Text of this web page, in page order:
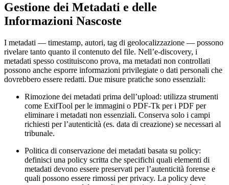
Gestione dei Metadati e delle
Informazioni Nascoste
I metadati — timestamp, autori, tag di geolocalizzazione — possono
rivelare tanto quanto il contenuto del file. Nell’e‑discovery, i
metadati spesso costituiscono prova, ma metadati non controllati
possono anche esporre informazioni privilegiate o dati personali che
dovrebbero essere redatti. Due misure pratiche sono essenziali:
Rimozione dei metadati prima dell’upload: utilizza strumenti
come ExifTool per le immagini o PDF‑Tk per i PDF per
eliminare i metadati non essenziali. Conserva solo i campi
richiesti per l’autenticità (es. data di creazione) se necessari al
tribunale.
Politica di conservazione dei metadati basata su policy:
definisci una policy scritta che specifichi quali elementi di
metadati devono essere preservati per l’autenticità forense e
quali possono essere rimossi per privacy. La policy deve